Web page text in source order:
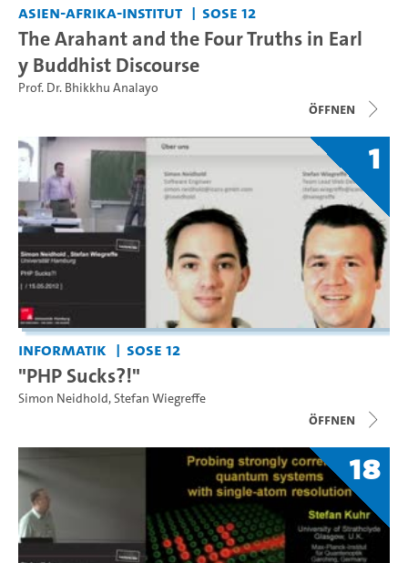
Asien-Afrika-Institut SoSe 12
The Arahant and the Four Truths in Earl
y Buddhist Discourse
Prof. Dr. Bhikkhu Analayo
Öffnen
1
Informatik SoSe 12
"PHP Sucks?!"
Simon Neidhold,Stefan Wiegreffe
Öffnen
18